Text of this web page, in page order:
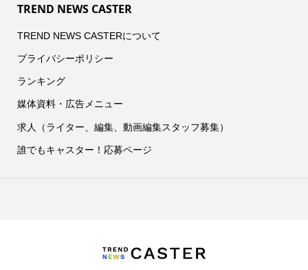
TREND NEWS CASTER
TREND NEWS CASTERについて
プライバシーポリシー
ランキング
媒体資料・広告メニュー
求人（ライター、編集、動画編集スタッフ募集）
誰でもキャスター！応募ページ